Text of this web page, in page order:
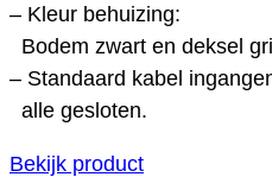
– Kleur behuizing:
Bodem zwart en deksel
– Standaard kabel
alle gesloten.
Bekijk product